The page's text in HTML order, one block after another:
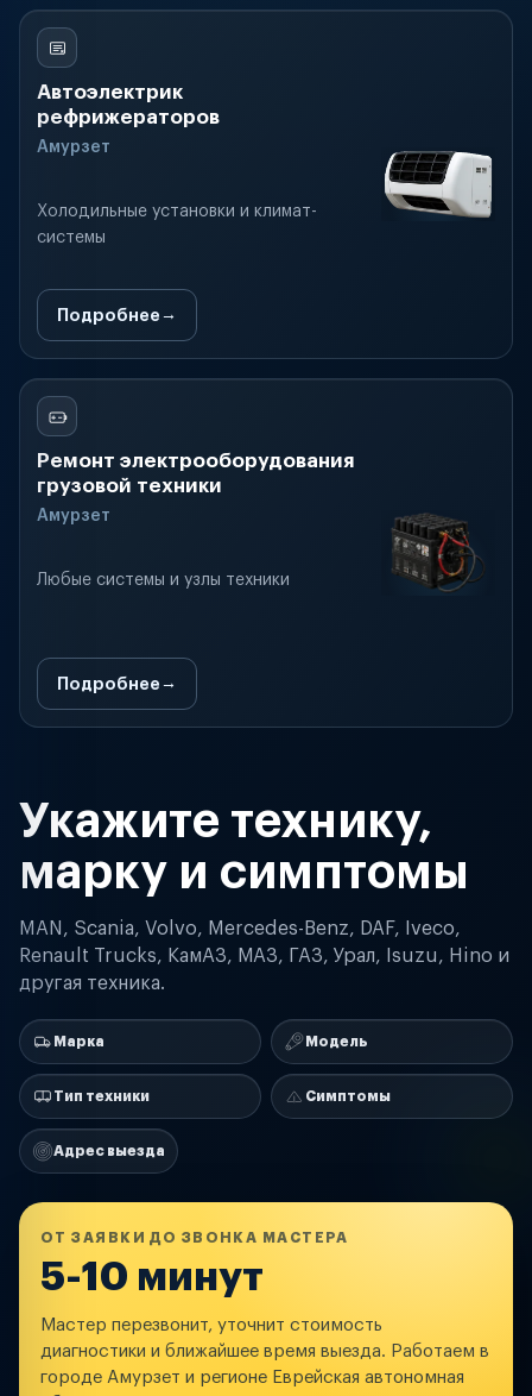
Автоэлектрик
рефрижераторов
Амурзет
Холодильные установки и климат-
системы
Подробнее
Ремонт электрооборудования
грузовой техники
Амурзет
Любые системы и узлы техники
Подробнее
Укажите технику,
марку и симптомы
MAN, Scania, Volvo, Mercedes-Benz, DAF, Iveco,
Renault Trucks, КамАЗ, МАЗ, ГАЗ, Урал, Isuzu, Hino и
другая техника.
Марка Модель
Тип техники Симптомы
Адрес выезда
ОТ ЗАЯВКИ ДО ЗВОНКА МАСТЕРА
5-10 минут
Мастер перезвонит, уточнит стоимость
диагностики и ближайшее время выезда. Работаем в
городе Амурзет и регионе Еврейская автономная